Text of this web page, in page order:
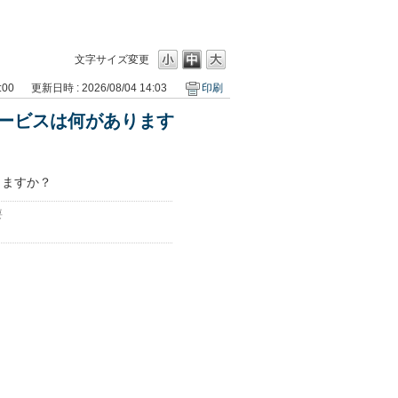
文字サイズ変更
更新日時 : 2026/08/04 14:03 印刷
ビスは何があります
すか？